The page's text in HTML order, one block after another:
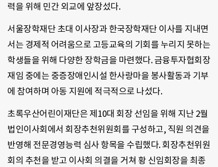
력을 위해 민간 외교에 앞장섰다.
서울장학재단 초대 이사장과 한국장학재단 이사를 지내면
서는 경제적 어려움으로 고등교육의 기회를 누리지 못하는
학생들을 위해 다양한 장학금을 마련했다. 금융투자협회장
재임 중에는 중증장애인시설 한사랑마을 봉사활동과 기부
에 참여하며 아동 지원에 적극적으로 나섰다.
초록우산어린이재단은 제10대 회장 선임을 위해 지난 2월
법인이사회에서 회장추천위원회를 구성하고, 직원 의견을
반영해 전문경영능력 심사 항목을 수립했다. 회장추천위원
회의 추천을 받고 이사회 의결을 거쳐 황 신임회장을 최종